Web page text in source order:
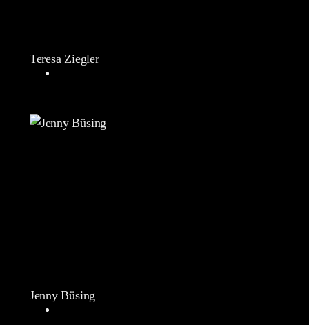
Teresa Ziegler
Jenny Büsing